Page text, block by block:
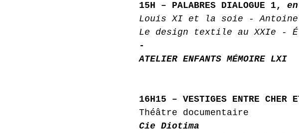
15H – PALABRES DIALOGUE 1,
Louis XI et la soie -
Le design textile au XXIe -
-
ATELIER ENFANTS MÉMOIRE LXI
16H15 – VESTIGES ENTRE CHER
Théâtre documentaire
Cie Diotima